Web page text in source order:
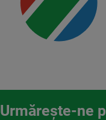
Urmăreşte-ne